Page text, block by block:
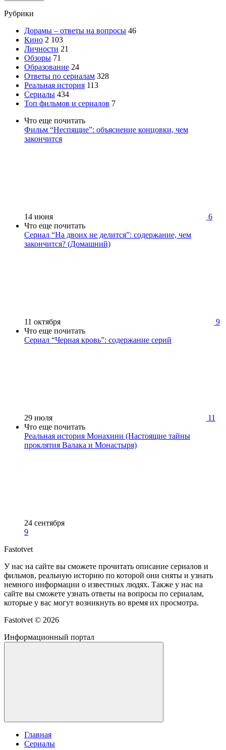
Рубрики
Дорамы – ответы на вопросы 46
Кино 2 103
Личности 21
Обзоры 71
Образование 24
Ответы по сериалам 328
Реальная история 113
Сериалы 434
Топ фильмов и сериалов 7
Что еще почитать
Фильм “Неспящие”: объяснение концовки, чем
закончится
14 июня
6
Что еще почитать
Сериал “На двоих не делится”: содержание, чем
закончится? (Домашний)
11 октября
9
Что еще почитать
Сериал “Черная кровь”: содержание серий
29 июля
11
Что еще почитать
Реальная история Монахини (Настоящие тайны
проклятия Валака и Монастыря)
24 сентября
9
Fastotvet
У нас на сайте вы сможете прочитать описание сериалов и
фильмов, реальную историю по которой они сняты и узнать
немного информации о известных людях. Также у нас на
сайте вы сможете узнать ответы на вопросы по сериалам,
которые у вас могут возникнуть во время их просмотра.
Fastotvet © 2026
Информационный портал
Главная
Сериалы